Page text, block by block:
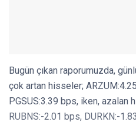
Bugün çıkan raporumuzda,
çok artan hisseler;
PGSUS:3.39 bps, iken, azalan
RUBNS:-2.01 bps, DURKN:-